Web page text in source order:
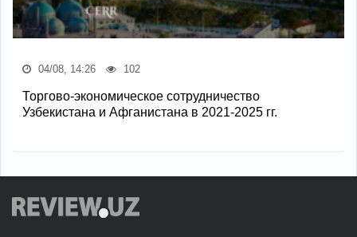
04/08, 14:26 102
Торгово-экономическое сотрудничество
Узбекистана и Афганистана в 2021-2025 гг.